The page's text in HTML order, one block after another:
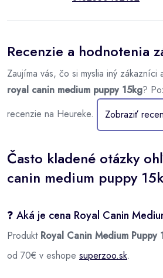
Recenzie a hodnotenia
Zaujíma vás, čo si myslia iný zákazníci
royal canin medium puppy 15kg?
recenzie na Heureke.
Zobraziť
Často kladené otázky
canin medium puppy
❓ Aká je cena Royal Canin
Produkt Royal Canin Medium Puppy
od 70€ v eshope superzoo.sk.